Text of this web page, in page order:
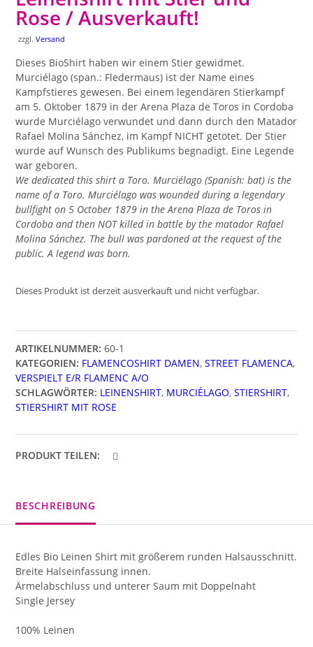
Rose / Ausverkauft!
zzgl.Versand
Dieses BioShirt haben wir einem Stier gewidmet.
Murciélago (span.: Fledermaus) ist der Name eines
Kampfstieres gewesen. Bei einem legendären Stierkampf
am 5. Oktober 1879 in der Arena Plaza de Toros in Cordoba
wurde Murciélago verwundet und dann durch den Matador
Rafael Molina Sánchez, im Kampf NICHT getötet. Der Stier
wurde auf Wunsch des Publikums begnadigt. Eine Legende
war geboren.
We dedicated this shirt a Toro. Murciélago (Spanish: bat) is the
name of a Toro. Murciélago was wounded during a legendary
bullfight on 5 October 1879 in the Arena Plaza de Toros in
Cordoba and then NOT killed in battle by the matador Rafael
Molina Sánchez. The bull was pardoned at the request of the
public. A legend was born.
Dieses Produkt ist derzeit ausverkauft und nicht verfügbar.
ARTIKELNUMMER: 60-1
KATEGORIEN: FLAMENCOSHIRT DAMEN,STREET FLAMENCA,
VERSPIELT E/R FLAMENC A/O
SCHLAGWÖRTER: LEINENSHIRT, MURCIÉLAGO,STIERSHIRT,
STIERSHIRT MIT ROSE
PRODUKT TEILEN:
BESCHREIBUNG
Edles Bio Leinen Shirt mit größerem runden Halsausschnitt.
Breite Halseinfassung innen.
Ärmelabschluss und unterer Saum mit Doppelnaht
Single Jersey
100% Leinen